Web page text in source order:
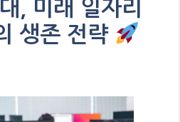
도를 어떻게 바꿀까요? 애